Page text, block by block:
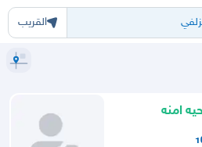
القويعيةالمجمعة
القريب
امنه